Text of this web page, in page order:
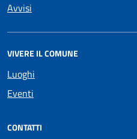
Avvisi
VIVERE IL COMUNE
Luoghi
Eventi
CONTATTI